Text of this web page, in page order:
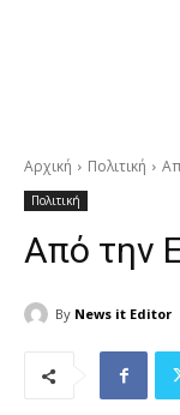
Αρχική Πολιτική
Πολιτική
Από την
By News it Editor